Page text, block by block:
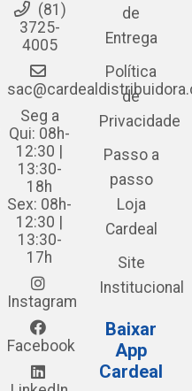
(81)
3725-
4005
Seg a
Qui: 08h-
12:30 |
13:30-
18h
Sex: 08h-
12:30 |
13:30-
17h
Instagram
Facebook
de
Entrega
Política
de
Privacidade
Passo a
passo
Loja
Cardeal
Site
Institucional
Baixar
App
Cardeal